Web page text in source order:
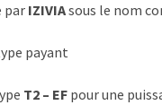
par IZIVIAsous le nom
payant
T2 – EF pour une